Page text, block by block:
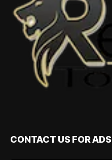
CONTACT US FOR ADS